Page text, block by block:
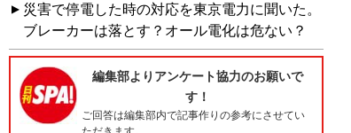
災害で停電した時の対応を東京電力に聞いた。
ブレーカーは落とす？オール電化は危ない？